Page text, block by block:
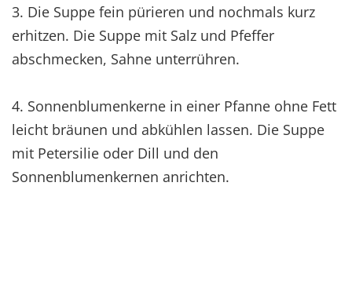
3. Die Suppe fein pürieren und nochmals kurz
erhitzen. Die Suppe mit Salz und Pfeffer
abschmecken, Sahne unterrühren.
4. Sonnenblumenkerne in einer Pfanne ohne Fett
leicht bräunen und abkühlen lassen. Die Suppe
mit Petersilie oder Dill und den
Sonnenblumenkernen anrichten.